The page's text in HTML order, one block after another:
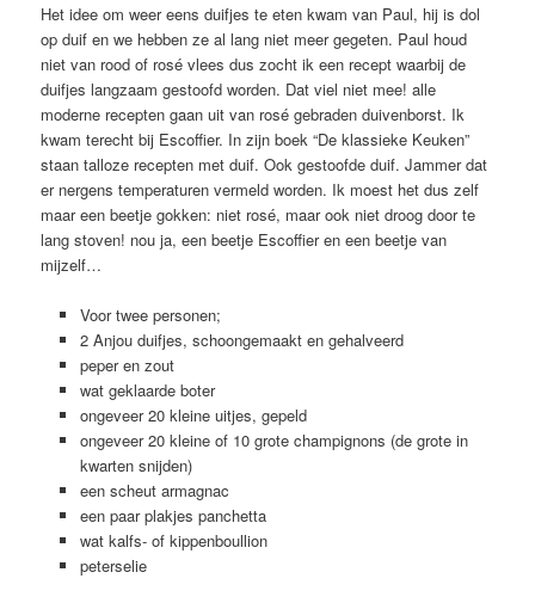
Het idee om weer eens duifjes te eten kwam van Paul, hij is dol
op duif en we hebben ze al lang niet meer gegeten. Paul houd
niet van rood of rosé vlees dus zocht ik een recept waarbij de
duifjes langzaam gestoofd worden. Dat viel niet mee! alle
moderne recepten gaan uit van rosé gebraden duivenborst. Ik
kwam terecht bij Escoffier. In zijn boek “De klassieke Keuken”
staan talloze recepten met duif. Ook gestoofde duif. Jammer dat
er nergens temperaturen vermeld worden. Ik moest het dus zelf
maar een beetje gokken: niet rosé, maar ook niet droog door te
lang stoven! nou ja, een beetje Escoffier en een beetje van
mijzelf…
Voor twee personen;
2 Anjou duifjes, schoongemaakt en gehalveerd
peper en zout
wat geklaarde boter
ongeveer 20 kleine uitjes, gepeld
ongeveer 20 kleine of 10 grote champignons (de grote in
kwarten snijden)
een scheut armagnac
een paar plakjes panchetta
wat kalfs- of kippenboullion
peterselie